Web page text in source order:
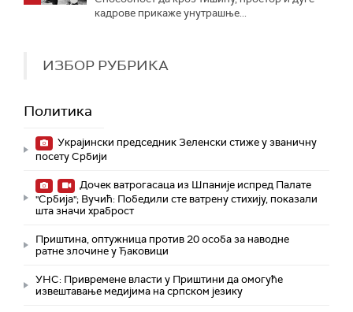
кадрове прикаже унутрашње...
ИЗБОР РУБРИКА
Политика
Украјински председник Зеленски стиже у званичну
посету Србији
Дочек ватрогасаца из Шпаније испред Палате
"Србија"; Вучић: Победили сте ватрену стихију, показали
шта значи храброст
Приштина, оптужница против 20 особа за наводне
ратне злочине у Ђаковици
УНС: Привремене власти у Приштини да омогуће
извештавање медијима на српском језику